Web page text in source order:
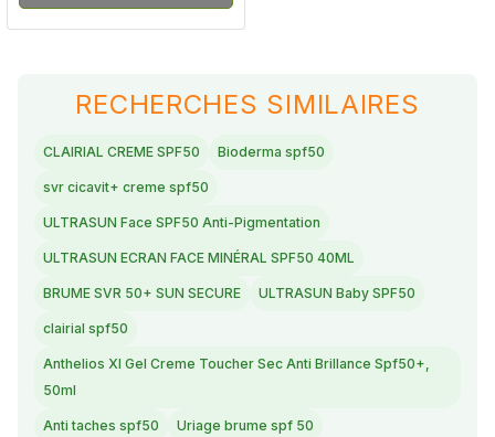
RECHERCHES SIMILAIRES
CLAIRIAL CREME SPF50 Bioderma spf50
svr cicavit+ creme spf50
ULTRASUN Face SPF50 Anti-Pigmentation
ULTRASUN ECRAN FACE MINÉRAL SPF50 40ML
BRUME SVR 50+ SUN SECURE ULTRASUN Baby SPF50
clairial spf50
Anthelios Xl Gel Creme Toucher Sec Anti Brillance Spf50+,
50ml
Anti taches spf50 Uriage brume spf 50